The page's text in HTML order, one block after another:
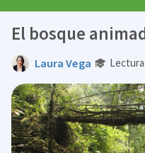
El bosque
Laura Vega